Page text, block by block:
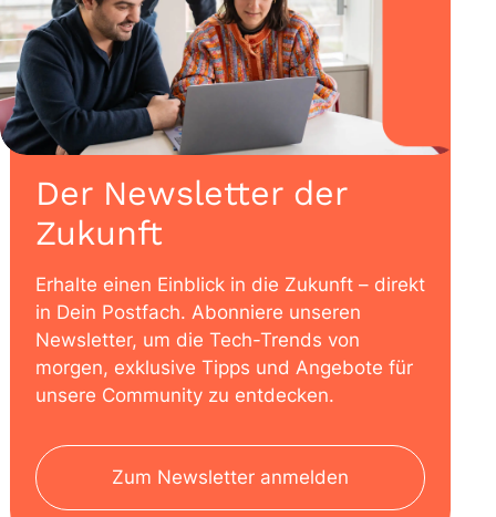
Der Newsletter der
Zukunft
Erhalte einen Einblick in die Zukunft – direkt
in Dein Postfach. Abonniere unseren
Newsletter, um die Tech-Trends von
morgen, exklusive Tipps und Angebote für
unsere Community zu entdecken.
Zum Newsletter anmelden